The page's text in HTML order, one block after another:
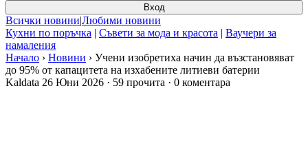
Вход
Всички новини|Любими новини
Кухни по поръчка | Съвети за мода и красота | Ваучери за
намаления
Начало › Новини › Учени изобретиха начин да възстановяват
до 95% от капацитета на изхабените литиеви батерии
Kaldata 26 Юни 2026 · 59 прочита · 0 коментара